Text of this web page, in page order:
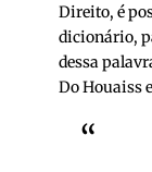
Direito, é
dicionário,
dessa
Do Houaiss